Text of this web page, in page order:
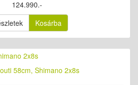
124.990.-
Kosárba
58cm, Shimano 2x8s